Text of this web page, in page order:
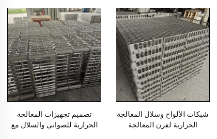
شبكات الألواح وسلال المعالجة
الحرارية لفرن المعالجة
تصميم تجهيزات المعالجة
الحرارية للصواني والسلال مع